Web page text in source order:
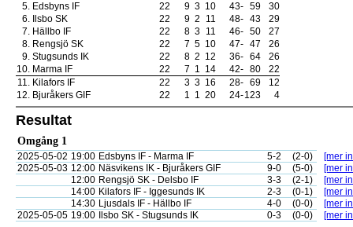
5. Edsbyns IF 22 9 3 10 43- 59
30
6.
Ilsbo SK 22 9 2 11 48- 43
29
7. Hällbo IF 22 8 3 11 46- 50
27
8. Rengsjö SK 22 7 5 10 47- 47
26
9. Stugsunds IK 22 8 2 12 36- 64
26
10. Marma IF 22 7 1 14 42- 80
22
11. Kilafors IF 22 3 3 16 28- 69
12
12. Bjuråkers GIF 22 1 1 20 24-123 4
Resultat
Omgång 1
2025-05-02 19:00 Edsbyns IF - Marma IF 5-2 (2-0)
[mer
2025-05-03 12:00 Näsvikens IK - Bjuråkers GIF 9-0 (5-0)
[mer
12:00 Rengsjö SK - Delsbo IF 3-3 (2-1)
[mer
14:00 Kilafors IF - Iggesunds IK 2-3 (0-1)
[mer
14:30 Ljusdals IF - Hällbo IF 4-0 (0-0)
[mer
2025-05-05 19:00 Ilsbo SK - Stugsunds IK 0-3 (0-0) [mer